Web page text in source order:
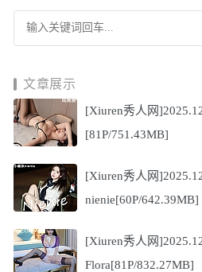
文章展示
[Xiuren秀人网
[81P/751.43MB]
[Xiuren秀人网
nienie[60P/642.39MB]
[Xiuren秀人网
Flora[81P/832.27MB]